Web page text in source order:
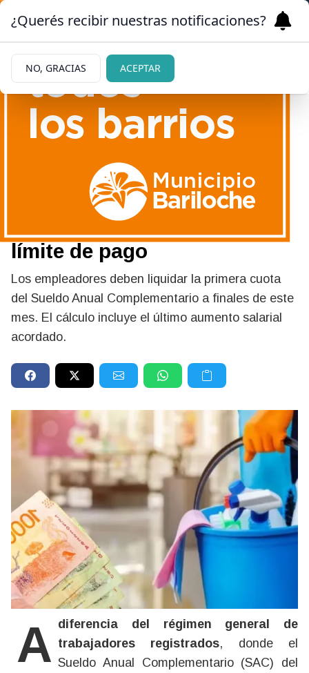
Aguinaldo de empleadas
domésticas: los montos
exactos de junio y la fecha
límite de pago
Los empleadores deben liquidar la primera cuota
del Sueldo Anual Complementario a finales de este
mes. El cálculo incluye el último aumento salarial
acordado.
A diferencia del régimen general de trabajadores registrados, donde el
Sueldo Anual Complementario (SAC) del
¿Querés recibir nuestras notificaciones?
NO, GRACIAS ACEPTAR